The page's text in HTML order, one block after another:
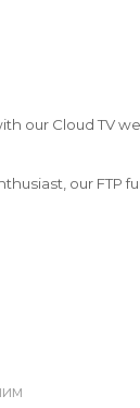
our Cloud TV
our FTP